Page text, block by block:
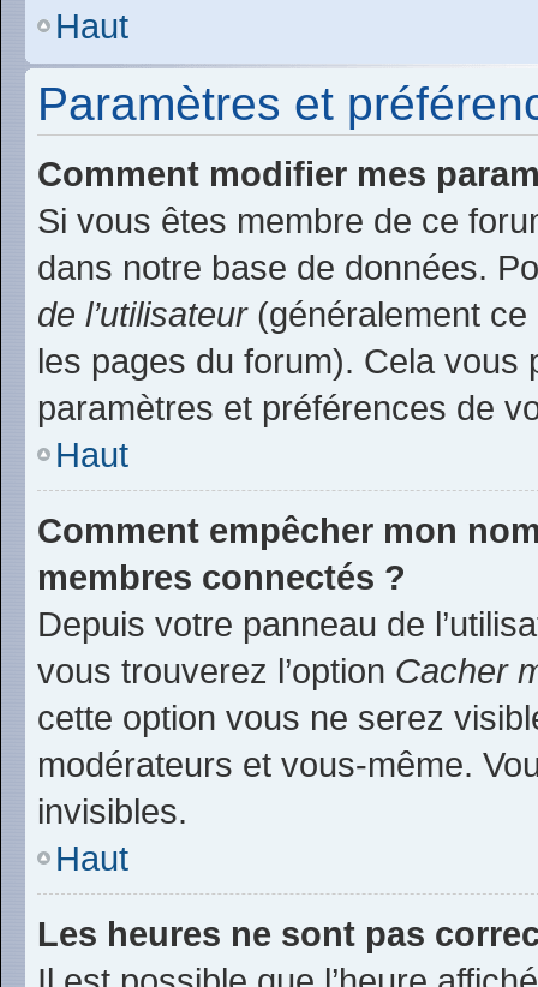
Haut
Paramètres et
Comment modifier mes
Si vous êtes membre de ce
dans notre base de données.
de l’utilisateur(généralement ce
les pages du forum). Cela vous
paramètres et préférences de
Haut
Comment empêcher mon
membres connectés ?
Depuis votre panneau de
vous trouverez l’option Cacher
cette option vous ne serez
modérateurs et vous-même.
invisibles.
Haut
Les heures ne sont pas